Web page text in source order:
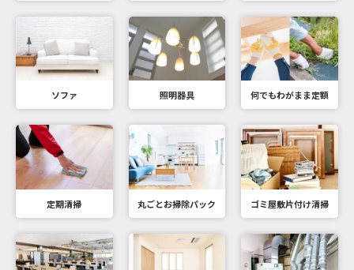
ソファ 照明器具 何でもわがまま定額
定期清掃 丸ごとお掃除パック ゴミ屋敷片付け清掃